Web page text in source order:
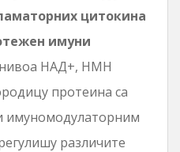
цитокина
имуни
НАД+, НМН
протеина са
имуномодулаторним
различите